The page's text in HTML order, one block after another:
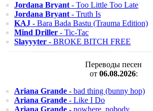
Jordana Bryant - Too Little Too Late
Jordana Bryant - Truth Is
KAJ - Bara Bada Bastu (Trauma Edition)
Mind Driller - Tic-Tac
Slayyyter - BROKE BITCH FREE
Переводы песен
от 06.08.2026:
Ariana Grande - bad thing (bunny hop)
Ariana Grande - Like I Do
Ariana Grande - nowhere, nobody